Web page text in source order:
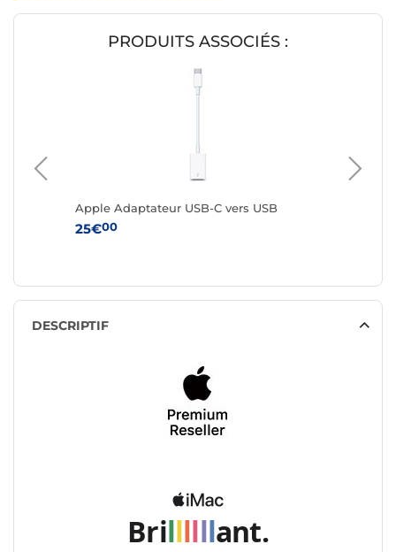
PRODUITS ASSOCIÉS :
Apple Adaptateur USB-C vers USB
25€00
DESCRIPTIF
Brillllllant.